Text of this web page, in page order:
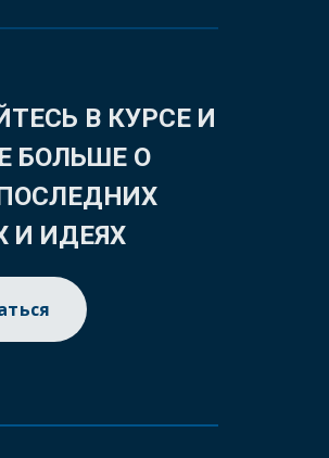
В КУРСЕ И
БОЛЬШЕ О
И ИДЕЯХ